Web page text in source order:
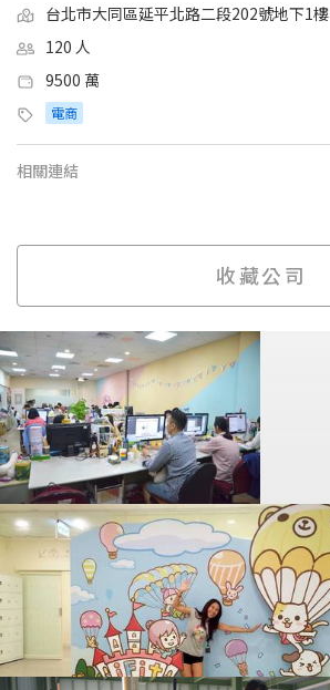
台北市大同區延平北路二段202號地下1樓
120 人
9500 萬
電商
相關連結
收藏公司